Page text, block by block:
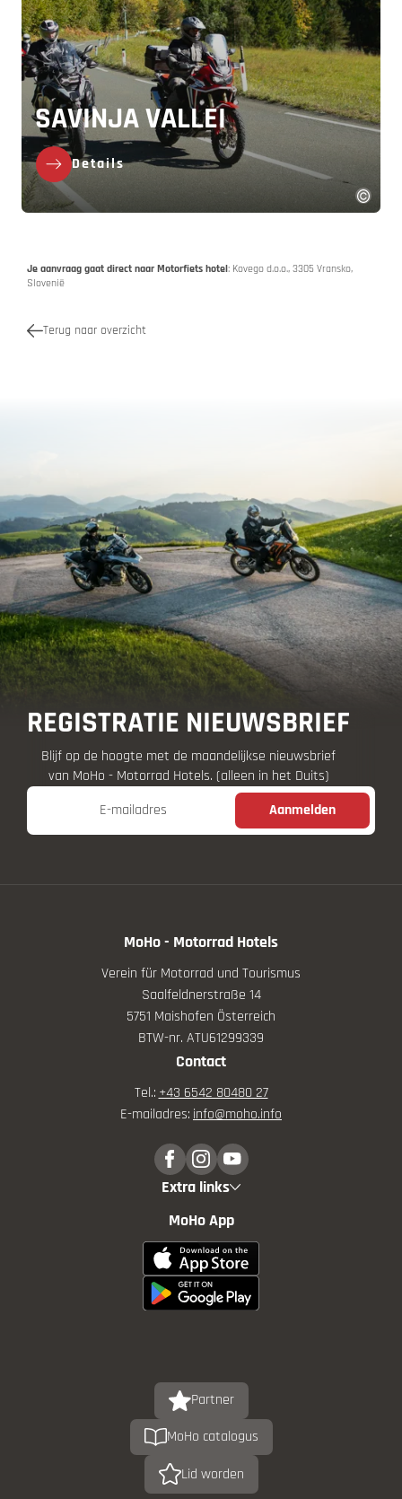
SAVINJA VALLEI
Details
Je aanvraag gaat direct naar Motorfiets hotel: Kovego d.o.o., 3305 Vransko,
Slovenië
Terug naar overzicht
REGISTRATIE NIEUWSBRIEF
Blijf op de hoogte met de maandelijkse nieuwsbrief
van MoHo - Motorrad Hotels. (alleen in het Duits)
E-mailadres
Aanmelden
MoHo - Motorrad Hotels
Verein für Motorrad und Tourismus
Saalfeldnerstraße 14
5751 Maishofen Österreich
BTW-nr. ATU61299339
Contact
Tel.: +43 6542 80480 27
E-mailadres: info@moho.info
Extra links
MoHo App
Partner
MoHo catalogus
Lid worden